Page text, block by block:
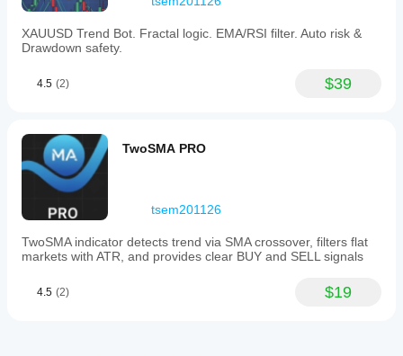
Slow
average
periods.
tool
provides
analytical
support
but
does
execute
trades
automatically;
users
act
XAUUSD Trend Bot. Fractal logic. EMA/RSI filter. Auto risk &
Drawdown safety.
4.5 (2) $39
TwoSMA PRO
tsem201126
TwoSMA indicator detects trend via SMA crossover, filters flat
markets with ATR, and provides clear BUY and SELL signals
4.5 (2) $19